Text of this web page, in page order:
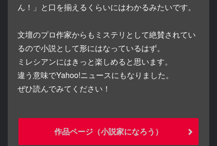
ん！」と口を揃えるくらいにはわかるみたいです。
文壇のプロ作家からもミステリとして絶賛されてい
るので小説として形にはなっているはず。
ミレシアンにはきっと楽しめると思います。
違う意味でYahoo!ニュースにもなりました。
ぜひ読んでみてください！
作品ページ（小説家になろう）